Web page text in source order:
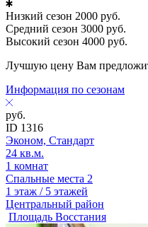
Низкий сезон 2000 руб.
Средний сезон 3000 руб.
Высокий сезон 4000 руб.
Лучшую цену Вам
Информация по сезонам
руб.
ID 1316
Эконом, Стандарт
24 кв.м.
1 комнат
Спальные места 2
1 этаж / 5 этажей
Центральный район
Площадь Восстания